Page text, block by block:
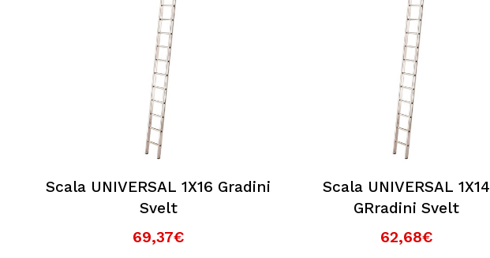
È possibile effettuare il reso?
Posso contattarvi prima dell'acquisto?
Perché scegliere Elettromeccanica Calzolari?
Scala UNIVERSAL 1X16 Gradini
Svelt
69,37€
Scala UNIVERSAL 1X14
GRradini Svelt
62,68€